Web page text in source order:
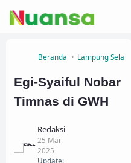
Beranda Lampung Selatan
Egi-Syaiful Nobar
Timnas di GWH
Redaksi
25 Mar
2025
Update: